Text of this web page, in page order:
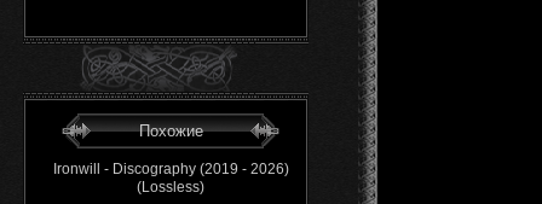
Похожие
Ironwill - Discography (2019 - 2026)
(Lossless)